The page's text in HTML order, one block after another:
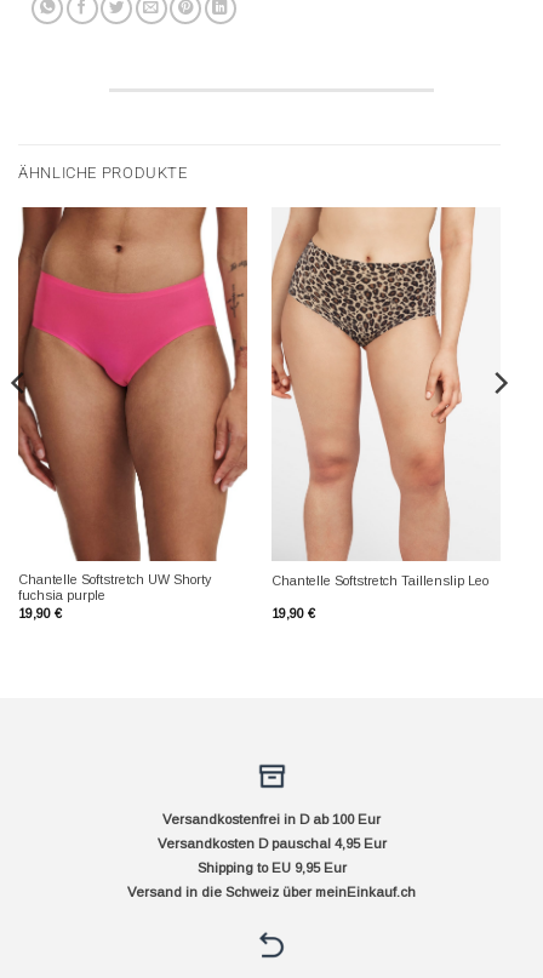
ÄHNLICHE PRODUKTE
Chantelle Softstretch UW Shorty
fuchsia purple
19,90 €
Chantelle Softstretch Taillenslip Leo
19,90 €
Versandkostenfrei in D ab 100 Eur
Versandkosten D pauschal 4,95 Eur
Shipping to EU 9,95 Eur
Versand in die Schweiz über meinEinkauf.ch